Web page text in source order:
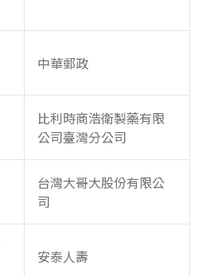
中華郵政
比利時商浩衛製藥有限
公司臺灣分公司
台灣大哥大股份有限公
司
安泰人壽